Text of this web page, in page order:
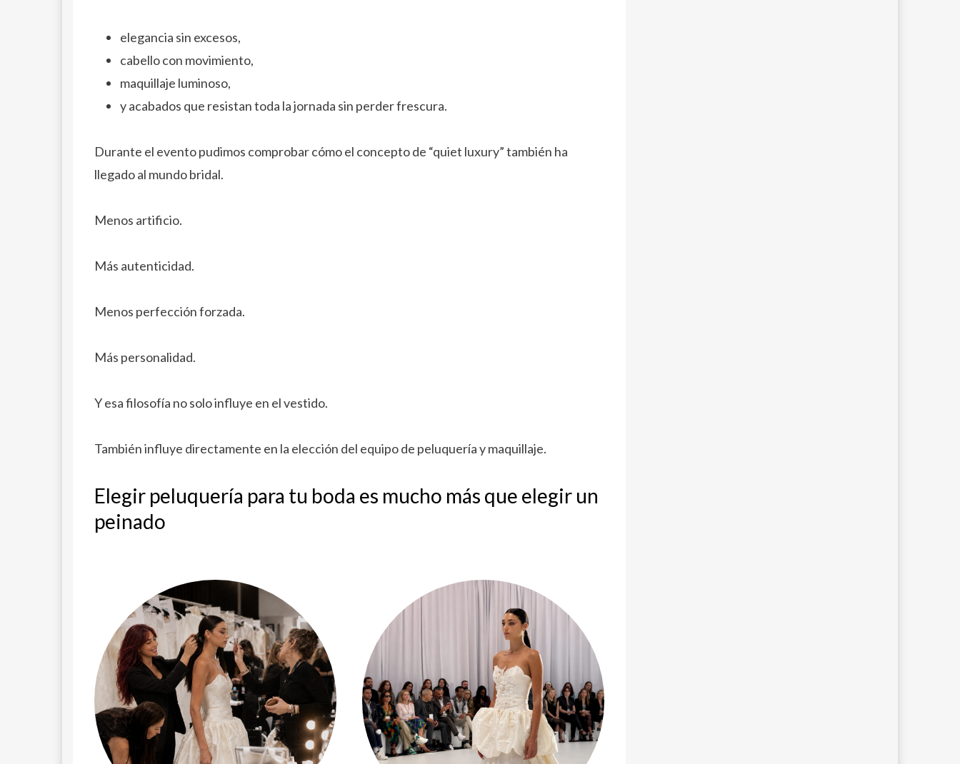
elegancia sin excesos,
cabello con movimiento,
maquillaje luminoso,
y acabados que resistan toda la jornada sin perder frescura.
Durante el evento pudimos comprobar cómo el concepto de “quiet luxury” también ha
llegado al mundo bridal.
Menos artificio.
Más autenticidad.
Menos perfección forzada.
Más personalidad.
Y esa filosofía no solo influye en el vestido.
También influye directamente en la elección del equipo de peluquería y maquillaje.
Elegir peluquería para tu boda es mucho más que elegir un
peinado